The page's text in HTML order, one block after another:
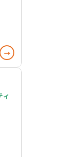
→
ィ